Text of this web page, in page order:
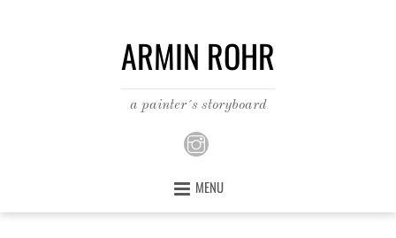
ARMIN ROHR
a painter´s storyboard
MENU